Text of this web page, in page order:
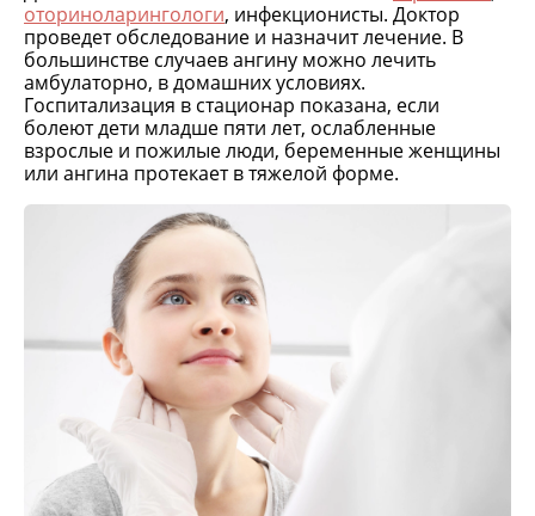
оториноларингологи, инфекционисты. Доктор
проведет обследование и назначит лечение. В
большинстве случаев ангину можно лечить
амбулаторно, в домашних условиях.
Госпитализация в стационар показана, если
болеют дети младше пяти лет, ослабленные
взрослые и пожилые люди, беременные женщины
или ангина протекает в тяжелой форме.